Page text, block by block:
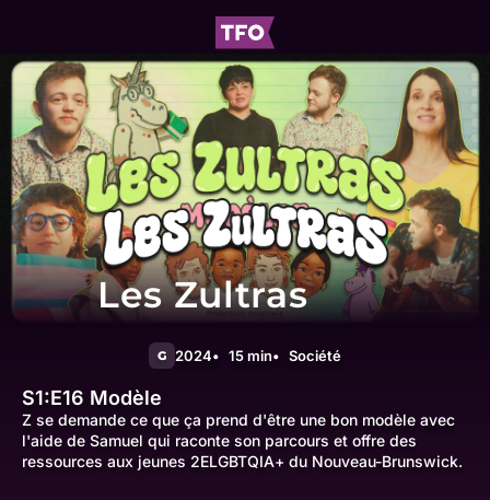
Les Zultras
G 2024 15 min Société
S1:E16 Modèle
Z se demande ce que ça prend d'être une bon modèle avec
l'aide de Samuel qui raconte son parcours et offre des
ressources aux jeunes 2ELGBTQIA+ du Nouveau-Brunswick.